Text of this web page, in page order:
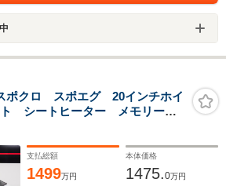
クロ スポエグ 20インチホイ
シートヒーター メモリー付
ドアミラー OPカラーキャララ
ークセンサー バックカメラ
支払総額
1499万円
本体価格
1475.0万円